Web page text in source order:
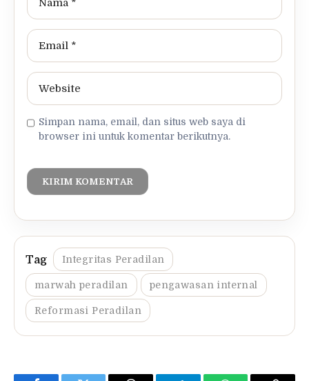
Simpan nama, email, dan situs web saya di
browser ini untuk komentar berikutnya.
Integritas Peradilan
marwah peradilan pengawasan internal
Reformasi Peradilan